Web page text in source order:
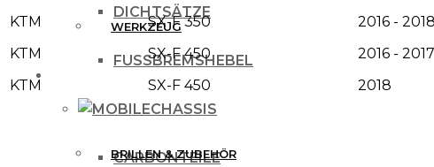
DICHTSÄTZE
FUSSBREMSHEBEL
CHASSIS
CARBONTEILE
WERKZEUG
MX BEKLEIDUNG
BRILLEN & ZUBEHÖR
KTM
SX-F 350
2016 - 2018
KTM
SX-F 450
2016 - 2017
KTM
SX-F 450 2018